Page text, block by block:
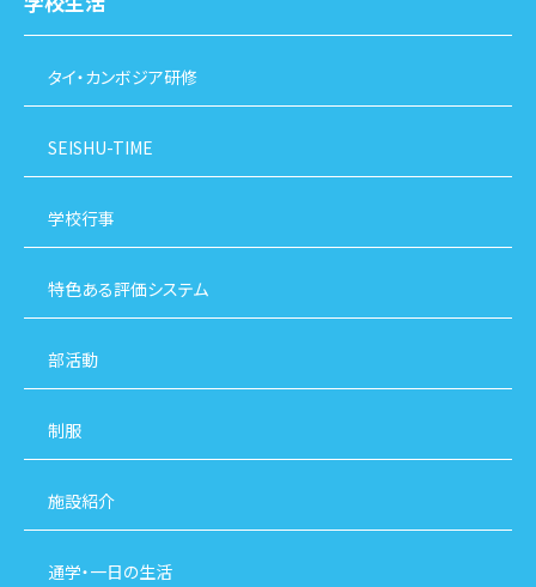
タイ・カンボジア研修
SEISHU-TIME
学校行事
特色ある評価システム
部活動
制服
施設紹介
通学・一日の生活